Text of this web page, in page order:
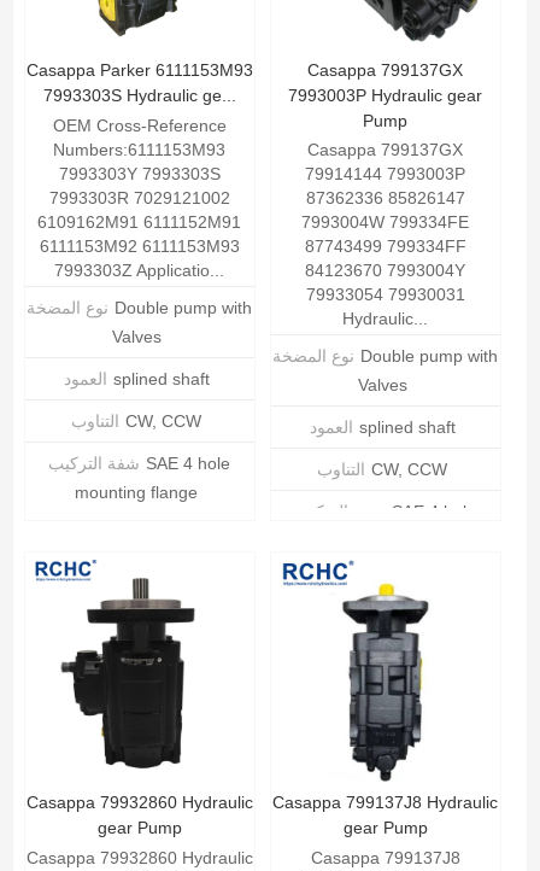
Casappa Parker 6111153M93
7993303S Hydraulic ge...
OEM Cross-Reference
Numbers:6111153M93
7993303Y 7993303S
7993303R 7029121002
6109162M91 6111152M91
6111153M92 6111153M93
7993303Z Applicatio...
نوع المضخة Double pump with
Valves
العمود splined shaft
التناوب CW, CCW
شفة التركيب SAE 4 hole
mounting flange
Casappa 799137GX
7993003P Hydraulic gear
Pump
Casappa 799137GX
79914144 7993003P
87362336 85826147
7993004W 799334FE
87743499 799334FF
84123670 7993004Y
79933054 79930031
Hydraulic...
نوع المضخة Double pump with
Valves
العمود splined shaft
التناوب CW, CCW
شفة التركيب
SAE 4 hole
عرض التفاصيل
Casappa 79932860 Hydraulic
gear Pump
Casappa 79932860 Hydraulic
Casappa 799137J8 Hydraulic
gear Pump
Casappa 799137J8